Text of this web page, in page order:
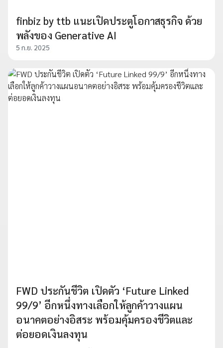
finbiz by ttb แนะเปิดประตูโอกาสธุรกิจ ด้วย
พลังของ Generative AI
5 ก.ย. 2025
FWD ประกันชีวิต เปิดตัว ‘Future Linked
99/9’ อีกหนึ่งทางเลือกให้ลูกค้าวางแผน
อนาคตอย่างอิสระ พร้อมคุ้มครองชีวิตและ
ต่อยอดเงินลงทุน